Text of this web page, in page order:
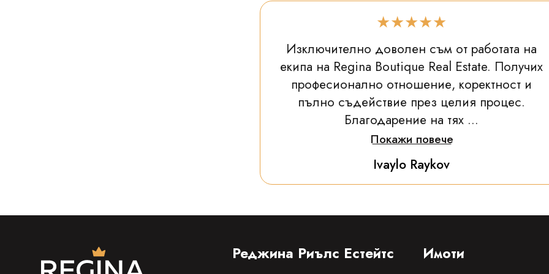
★★★★★
Изключително доволен съм от работата на
екипа на Regina Boutique Real Estate. Получих
професионално отношение, коректност и
пълно съдействие през целия процес.
Благодарение на тях ...
Покажи повече
Ivaylo Raykov
Реджина Риълс Естейтс Имоти